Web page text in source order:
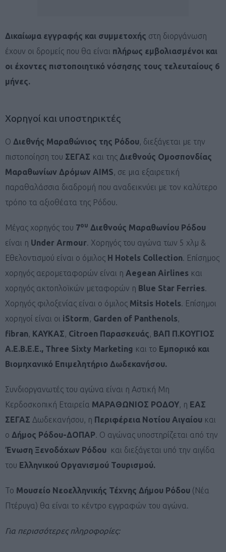
Δικαίωμα εγγραφής και συμμετοχής στη διοργάνωση
έχουν οι δρομείς που θα είναι πλήρως εμβολιασμένοι και
οι έχοντες πιστοποιητικό νόσησης τους τελευταίους 6
μήνες.
Χορηγοί και υποστηρικτές
Ο Διεθνής Μαραθώνιος της Ρόδου, διεξάγεται με την
πιστοποίηση του ΣΕΓΑΣ και της Διεθνούς Ομοσπονδίας
Μαραθωνίων Δρόμων AIMS, σε μια εξαιρετική
παραθαλάσσια διαδρομή που αναδεικνύει με τον καλύτερο
τρόπο τα αξιοθέατα της Ρόδου.
Μέγας χορηγός του 7ου Διεθνούς Μαραθωνίου Ρόδου
είναι η Under Armour. Χορηγός του αγώνα των 5 χλμ &
Εθελοντισμού είναι ο όμιλος H Hotels Collection. Επίσημος
χορηγός αερομεταφορών είναι η Aegean Airlines και
χορηγός ακτοπλοϊκών μεταφορών η Blue Star Ferries.
Χορηγός φιλοξενίας είναι ο όμιλος Mitsis Hotels. Επίσημοι
χορηγοί είναι οι iStorm, Garden of Panthenols,
fibran, ΚΑΥΚΑΣ, Citroen Παρασκευάς, ΒΑΠ Π.ΚΟΥΓΙΟΣ
Α.Ε.Β.Ε.Ε., Three Sixty Marketing και το Εμπορικό και
Βιομηχανικό Επιμελητήριο Δωδεκανήσου.
Συνδιοργανωτές του αγώνα είναι η Αστική Μη
Κερδοσκοπική Εταιρεία ΜΑΡΑΘΩΝΙΟΣ ΡΟΔΟΥ, η ΕΑΣ
ΣΕΓΑΣ Δωδεκανήσου, η Περιφέρεια Νοτίου Αιγαίου και
ο Δήμος Ρόδου-ΔΟΠΑΡ. O αγώνας υποστηρίζεται από την
Ένωση Ξενοδόχων Ρόδου και διεξάγεται υπό την αιγίδα
του Ελληνικού Οργανισμού Τουρισμού.
Το Μουσείο Νεοελληνικής Τέχνης Δήμου Ρόδου (Νέα
Πτέρυγα) θα είναι το κέντρο εγγραφών του αγώνα.
Για περισσότερες πληροφορίες: